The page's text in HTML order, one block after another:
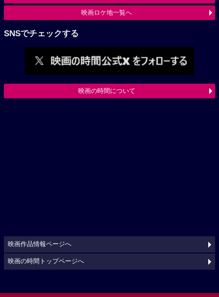
映画ロケ地一覧へ
SNSでチェックする
映画の時間について
映画作品情報ページへ
映画の時間トップページへ